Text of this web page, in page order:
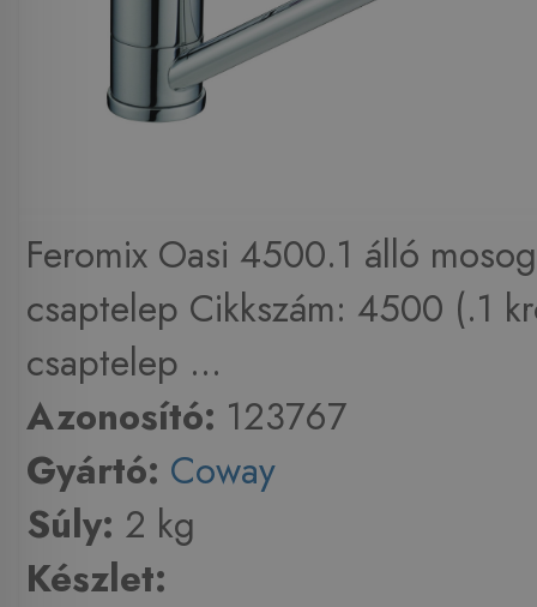
Feromix Oasi 4500.1 álló
csaptelep Cikkszám: 4500 (.1
csaptelep ...
Azonosító: 123767
Gyártó: Coway
Súly: 2 kg
Készlet: